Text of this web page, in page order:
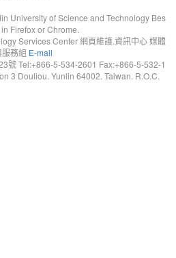
University of Science and Technology Bes
Firefox or Chrome.
Services Center 網頁維護.資訊中心 媒體
服務組 E-mail
號 Tel:+866-5-534-2601 Fax:+866-5-532-1
3 Douliou. Yunlin 64002. Taiwan. R.O.C.